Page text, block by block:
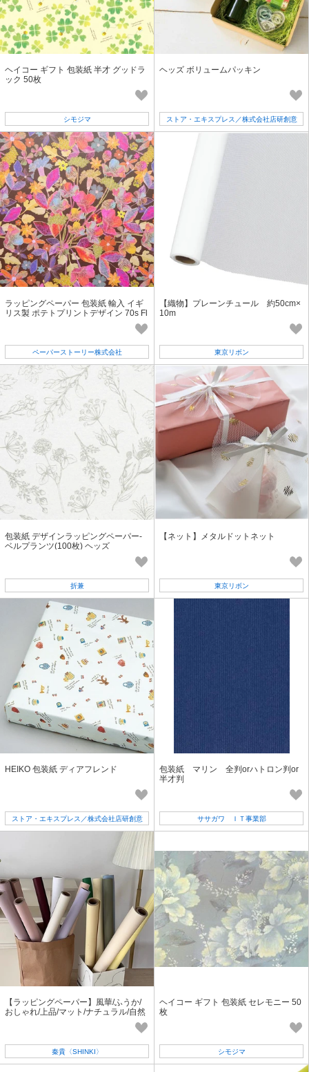
ヘイコー ギフト 包装紙 半才 グッドラ
ック 50枚
シモジマ
ヘッズ ボリュームパッキン
ストア・エキスプレス／株式会社店研創意
ラッピングペーパー 包装紙 輸入 イギ
リス製 ポテトプリントデザイン 70s Fl
ペーパーストーリー株式会社
【織物】プレーンチュール 約50cm×
10m
東京リボン
包装紙 デザインラッピングペーパー-
ベルプランツ(100枚) ヘッズ
折兼
【ネット】メタルドットネット
東京リボン
HEIKO 包装紙 ディアフレンド
ストア・エキスプレス／株式会社店研創意
包装紙 マリン 全判orハトロン判or
半才判
ササガワ ＩＴ事業部
【ラッピングペーパー】風華/ふうか/
おしゃれ/上品/マット/ナチュラル/自然
秦貴〈SHINKI〉
ヘイコー ギフト 包装紙 セレモニー 50
枚
シモジマ